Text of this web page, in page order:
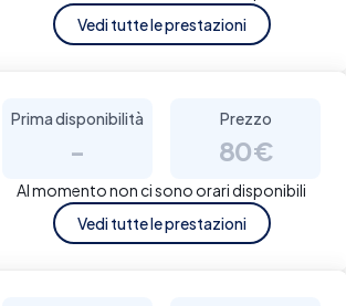
Vedi tutte le prestazioni
Prima disponibilità
-
Prezzo
80€
Al momento non ci sono orari disponibili
Vedi tutte le prestazioni